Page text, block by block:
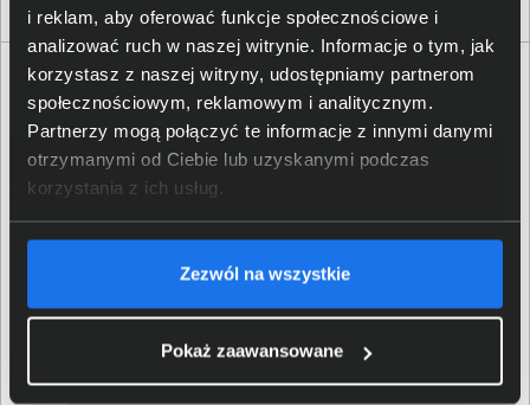
i reklam, aby oferować funkcje społecznościowe i
analizować ruch w naszej witrynie. Informacje o tym, jak
korzystasz z naszej witryny, udostępniamy partnerom
społecznościowym, reklamowym i analitycznym.
Partnerzy mogą połączyć te informacje z innymi danymi
otrzymanymi od Ciebie lub uzyskanymi podczas
korzystania z ich usług.
Zezwól na wszystkie
Pokaż zaawansowane
Opinie o produkcie
Oceń produkt
0/5 0 - ilość opinii o produkcie
4
1